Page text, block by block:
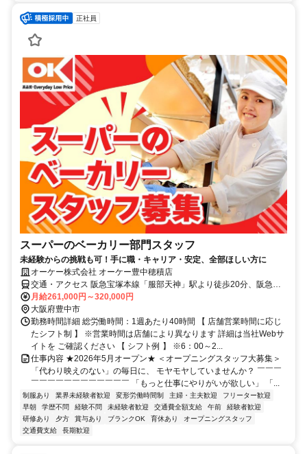
正社員
スーパーのベーカリー部門スタッフ
未経験からの挑戦も可！手に職・キャリア・安定、全部ほしい方に
オーケー株式会社 オーケー豊中穂積店
交通・アクセス 阪急宝塚本線「服部天神」駅より徒歩20分、阪急宝
塚本線「庄内」駅より徒歩19分
月給261,000円～320,000円
大阪府豊中市
勤務時間詳細 総労働時間：1週あたり40時間 【 店舗営業時間に応じ
たシフト制 】 ※営業時間は店舗により異なります 詳細は当社Webサ
イトを ご確認ください 【 シフト例 】 ※6：00～2...
仕事内容 ★2026年5月オープン★ ＜オープニングスタッフ大募集＞
「代わり映えのない」の毎日に、 モヤモヤしていませんか？ ￣￣￣
￣￣￣￣￣￣￣￣￣￣￣￣ 「もっと仕事にやりがいが欲しい」 「...
制服あり 業界未経験者歓迎 変形労働時間制 主婦・主夫歓迎
フリーター歓迎
早朝
学歴不問 経験不問 未経験者歓迎 交通費全額支給 午前
経験者歓迎
研修あり
夕方 賞与あり ブランクOK 育休あり
オープニングスタッフ
交通費支給
長期歓迎